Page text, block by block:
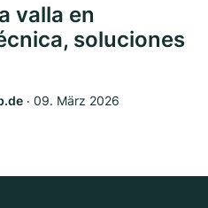
valla en
soluciones
‧ 09. März 2026